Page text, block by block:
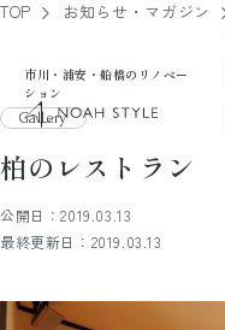
市川・浦安・船橋のリノベー
ション
noah style
TOP お知らせ・マガジン
Gallery
柏のレストラン
公開日：2019.03.13
最終更新日：2019.03.13